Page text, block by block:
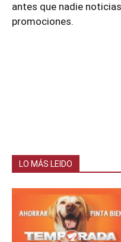
antes que nadie
promociones.
LO MÁS LEIDO